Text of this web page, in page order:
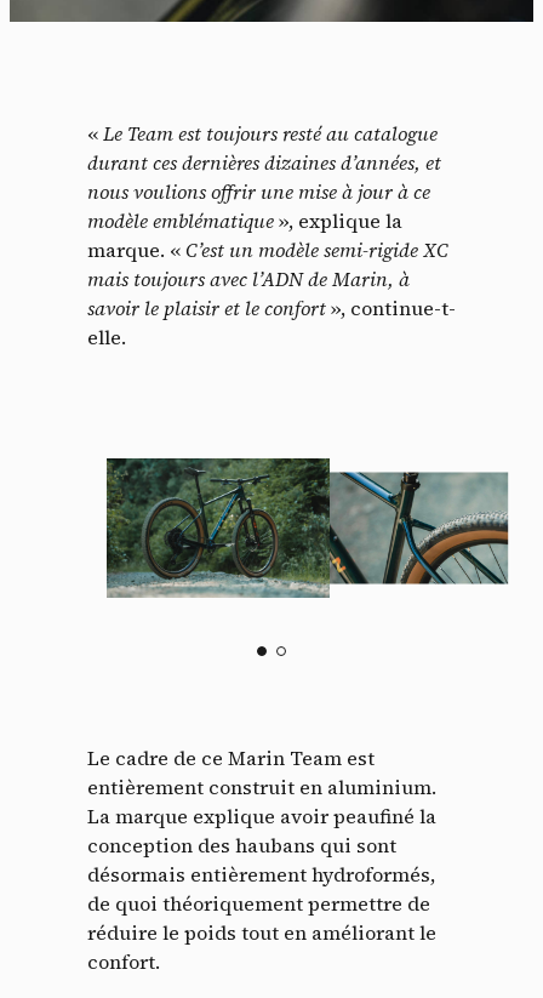
«Le Team est toujours resté au catalogue
durant ces dernières dizaines d’années, et
nous voulions offrir une mise à jour à ce
modèle emblématique», explique la
marque. «C’est un modèle semi-rigide XC
mais toujours avec l’ADN de Marin, à
savoir le plaisir et le confort», continue-t-
elle.
Le cadre de ce Marin Team est
entièrement construit en aluminium.
La marque explique avoir peaufiné la
conception des haubans qui sont
désormais entièrement hydroformés,
de quoi théoriquement permettre de
réduire le poids tout en améliorant le
confort.